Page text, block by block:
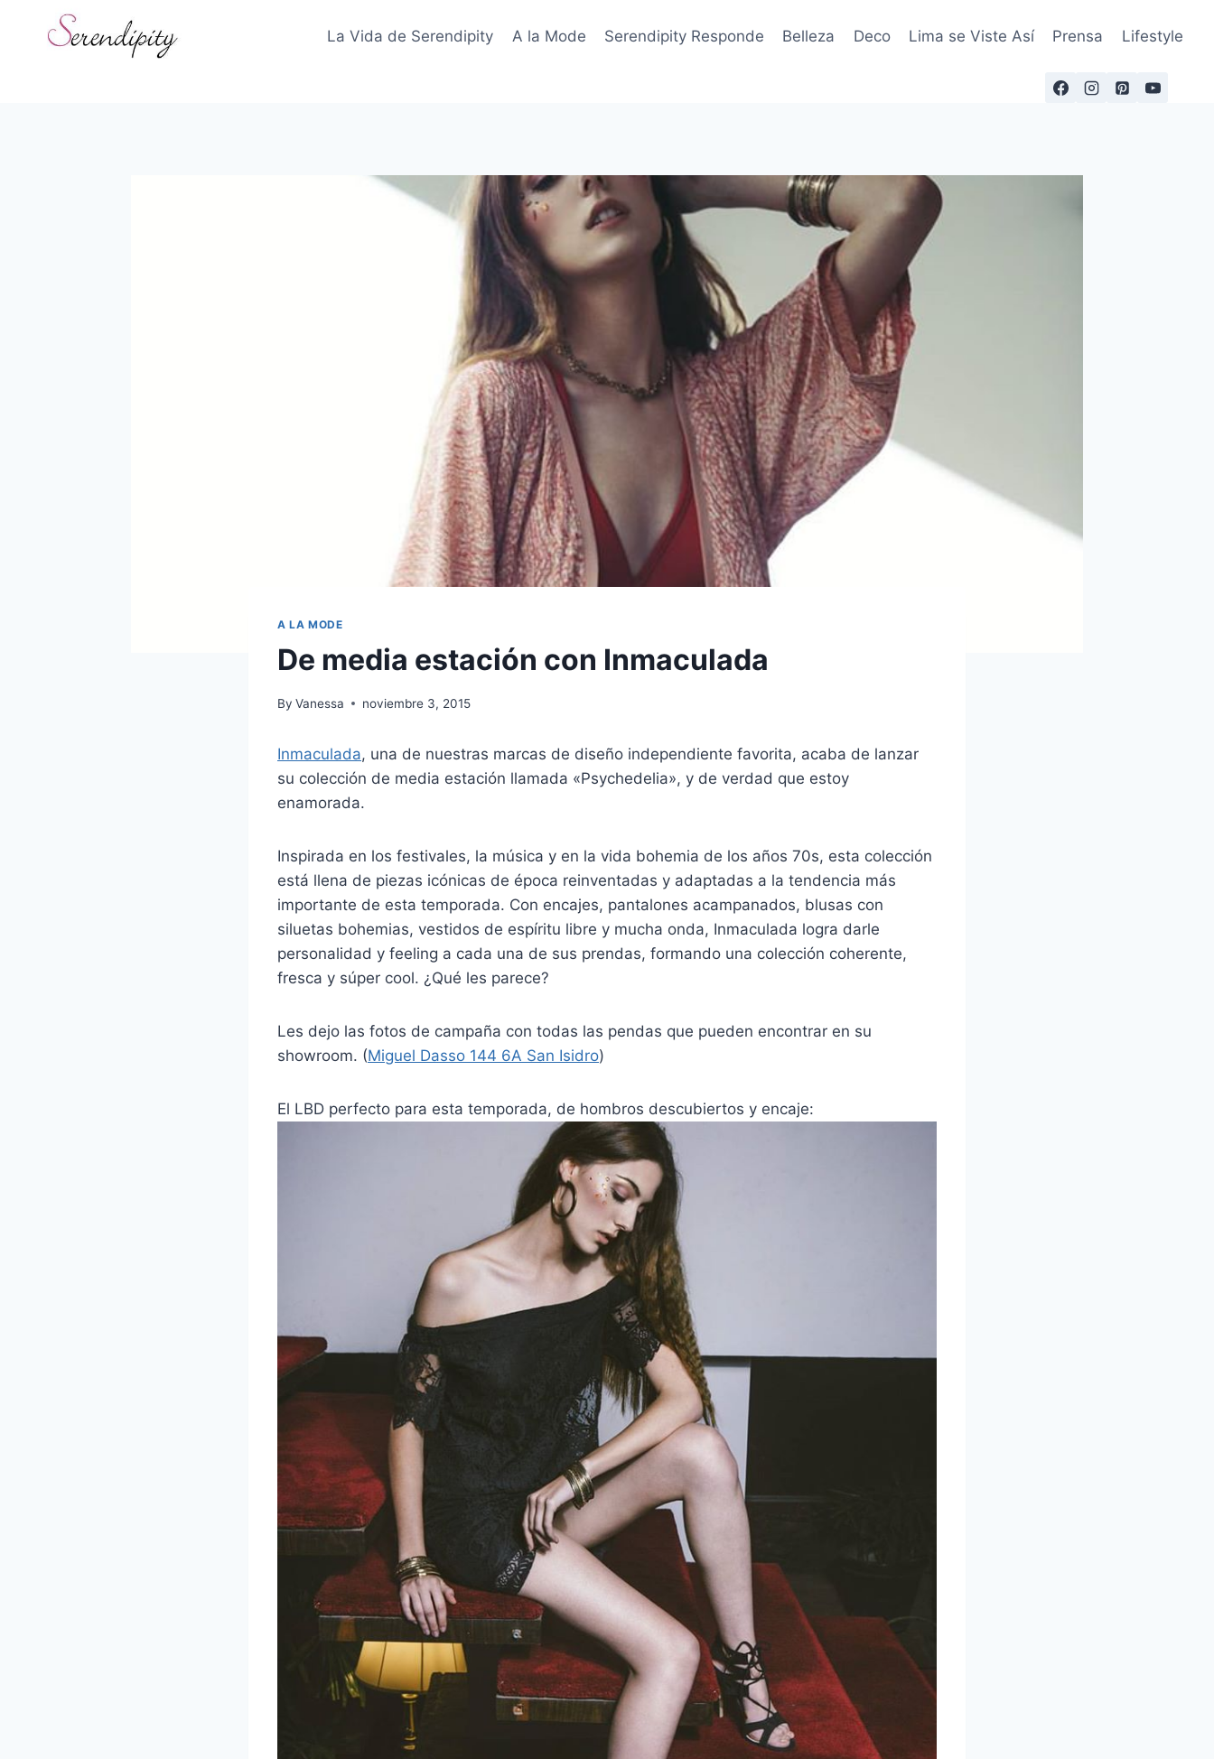
La Vida de Serendipity A la Mode Serendipity Responde Belleza Deco Lima se Viste Así Prensa Lifestyle
A LA MODE
De media estación con Inmaculada
By Vanessa noviembre 3, 2015
Inmaculada, una de nuestras marcas de diseño independiente favorita, acaba de lanzar
su colección de media estación llamada «Psychedelia», y de verdad que estoy
enamorada.
Inspirada en los festivales, la música y en la vida bohemia de los años 70s, esta colección
está llena de piezas icónicas de época reinventadas y adaptadas a la tendencia más
importante de esta temporada. Con encajes, pantalones acampanados, blusas con
siluetas bohemias, vestidos de espíritu libre y mucha onda, Inmaculada logra darle
personalidad y feeling a cada una de sus prendas, formando una colección coherente,
fresca y súper cool. ¿Qué les parece?
Les dejo las fotos de campaña con todas las pendas que pueden encontrar en su
showroom. (Miguel Dasso 144 6A San Isidro)
El LBD perfecto para esta temporada, de hombros descubiertos y encaje: